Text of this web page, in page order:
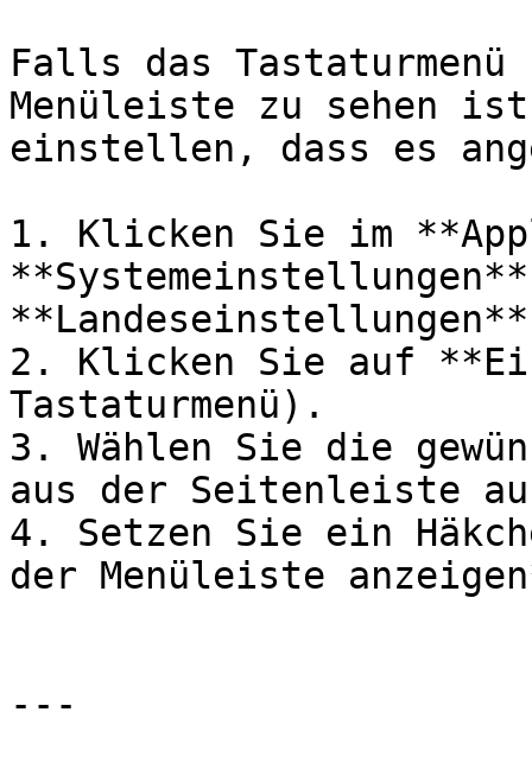
Falls das
Menüleiste zu sehen
einstellen, dass es
1. Klicken Sie im
2. Klicken Sie auf
Tastaturmenü).
3. Wählen Sie die
aus der Seitenleiste
4. Setzen Sie ein
der Menüleiste
---